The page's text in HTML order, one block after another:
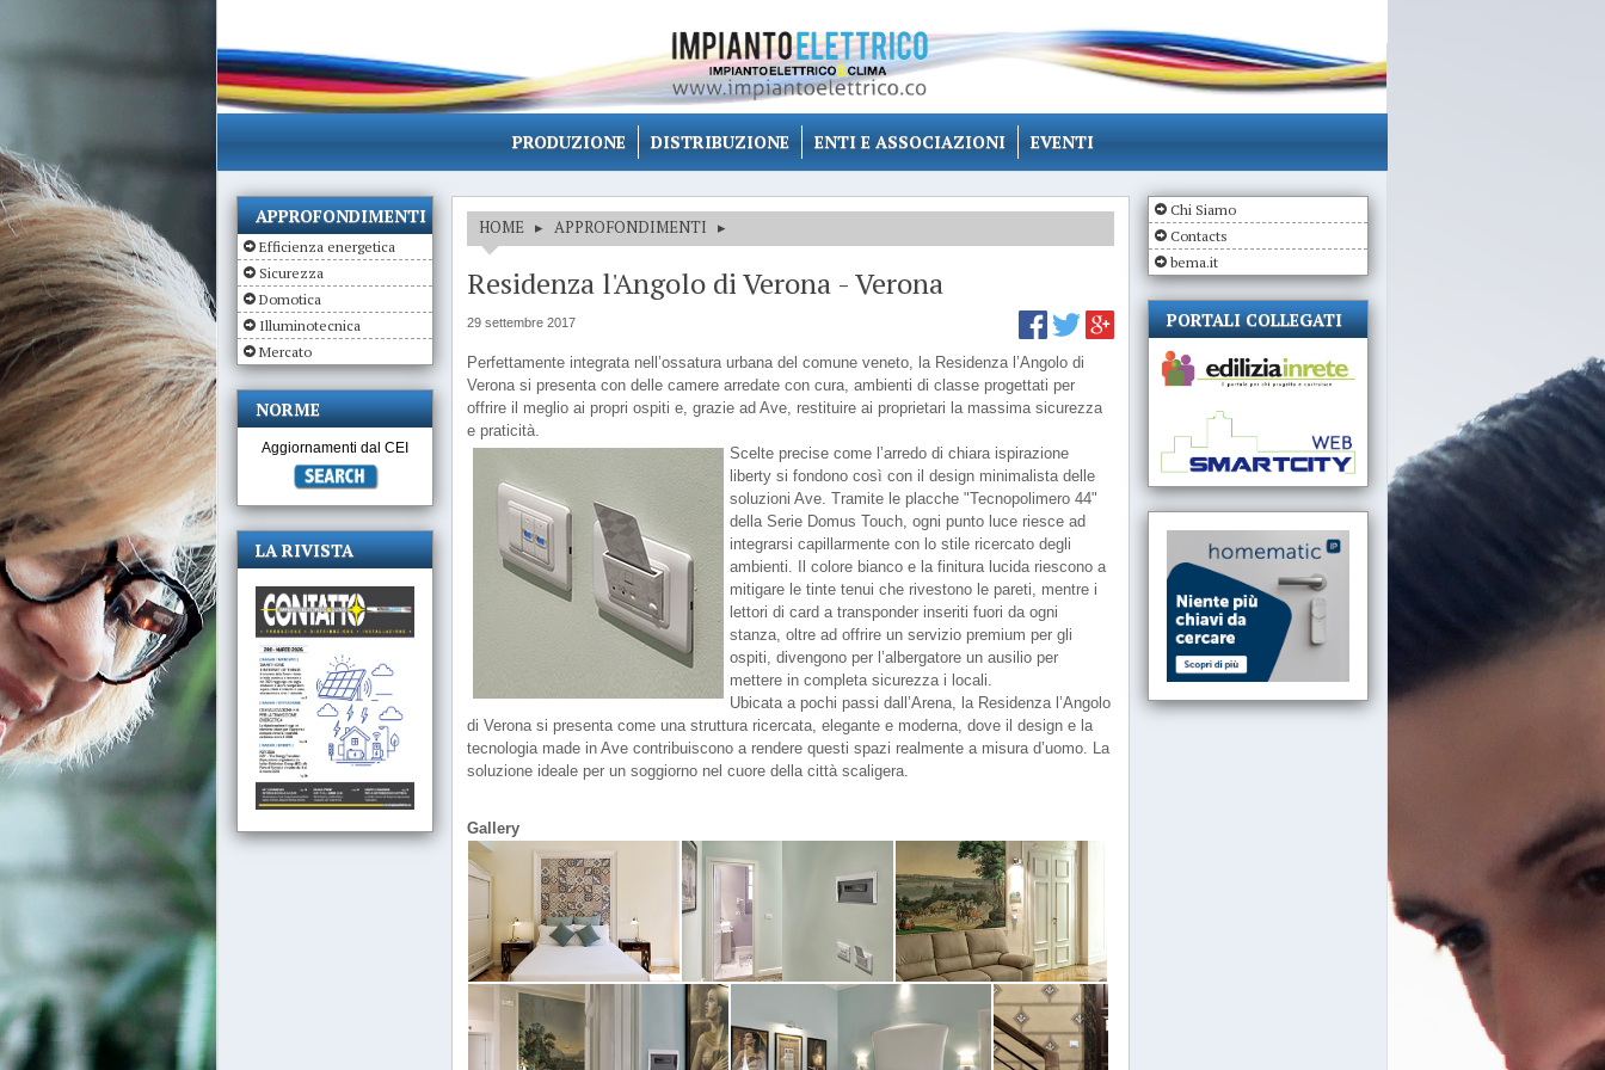
PRODUZIONE DISTRIBUZIONE ENTI E ASSOCIAZIONI EVENTI
HOME ▸APPROFONDIMENTI ▸
Residenza l'Angolo di Verona - Verona
29 settembre 2017
Perfettamente integrata nell’ossatura urbana del comune veneto, la Residenza l’Angolo di
Verona si presenta con delle camere arredate con cura, ambienti di classe progettati per
offrire il meglio ai propri ospiti e, grazie ad Ave, restituire ai proprietari la massima sicurezza
e praticità.
Scelte precise come l’arredo di chiara ispirazione
liberty si fondono così con il design minimalista delle
soluzioni Ave. Tramite le placche "Tecnopolimero 44"
della Serie Domus Touch, ogni punto luce riesce ad
integrarsi capillarmente con lo stile ricercato degli
ambienti. Il colore bianco e la finitura lucida riescono a
mitigare le tinte tenui che rivestono le pareti, mentre i
lettori di card a transponder inseriti fuori da ogni
stanza, oltre ad offrire un servizio premium per gli
ospiti, divengono per l’albergatore un ausilio per
mettere in completa sicurezza i locali.
Ubicata a pochi passi dall’Arena, la Residenza l’Angolo
di Verona si presenta come una struttura ricercata, elegante e moderna, dove il design e la
tecnologia made in Ave contribuiscono a rendere questi spazi realmente a misura d’uomo. La
soluzione ideale per un soggiorno nel cuore della città scaligera.
Gallery
APPROFONDIMENTI
Efficienza energetica
Sicurezza
Domotica
Illuminotecnica
Mercato
NORME
Aggiornamenti dal CEI
LA RIVISTA
Chi Siamo
Contacts
bema.it
PORTALI COLLEGATI